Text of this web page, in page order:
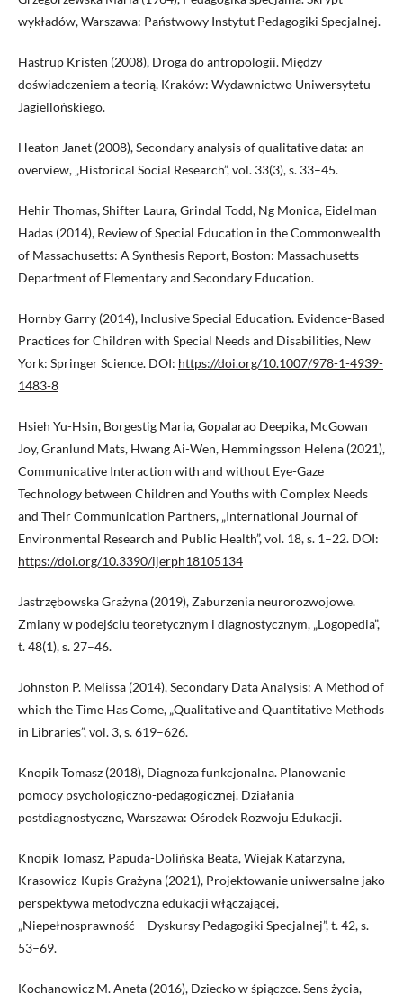
wykładów, Warszawa: Państwowy Instytut Pedagogiki Specjalnej.
Hastrup Kristen (2008), Droga do antropologii. Między
doświadczeniem a teorią, Kraków: Wydawnictwo Uniwersytetu
Jagiellońskiego.
Heaton Janet (2008), Secondary analysis of qualitative data: an
overview, „Historical Social Research”, vol. 33(3), s. 33–45.
Hehir Thomas, Shifter Laura, Grindal Todd, Ng Monica, Eidelman
Hadas (2014), Review of Special Education in the Commonwealth
of Massachusetts: A Synthesis Report, Boston: Massachusetts
Department of Elementary and Secondary Education.
Hornby Garry (2014), Inclusive Special Education. Evidence-Based
Practices for Children with Special Needs and Disabilities, New
York: Springer Science. DOI: https://doi.org/10.1007/978-1-4939-
1483-8
Hsieh Yu-Hsin, Borgestig Maria, Gopalarao Deepika, McGowan
Joy, Granlund Mats, Hwang Ai-Wen, Hemmingsson Helena (2021),
Communicative Interaction with and without Eye-Gaze
Technology between Children and Youths with Complex Needs
and Their Communication Partners, „International Journal of
Environmental Research and Public Health”, vol. 18, s. 1–22. DOI:
https://doi.org/10.3390/ijerph18105134
Jastrzębowska Grażyna (2019), Zaburzenia neurorozwojowe.
Zmiany w podejściu teoretycznym i diagnostycznym, „Logopedia”,
t. 48(1), s. 27–46.
Johnston P. Melissa (2014), Secondary Data Analysis: A Method of
which the Time Has Come, „Qualitative and Quantitative Methods
in Libraries”, vol. 3, s. 619–626.
Knopik Tomasz (2018), Diagnoza funkcjonalna. Planowanie
pomocy psychologiczno-pedagogicznej. Działania
postdiagnostyczne, Warszawa: Ośrodek Rozwoju Edukacji.
Knopik Tomasz, Papuda-Dolińska Beata, Wiejak Katarzyna,
Krasowicz-Kupis Grażyna (2021), Projektowanie uniwersalne jako
perspektywa metodyczna edukacji włączającej,
„Niepełnosprawność – Dyskursy Pedagogiki Specjalnej”, t. 42, s.
53–69.
Kochanowicz M. Aneta (2016), Dziecko w śpiączce. Sens życia,